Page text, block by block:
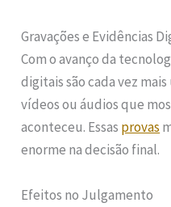
Gravações e Evidências
Com o avanço da
digitais são cada vez
vídeos ou áudios que
aconteceu. Essas provas
enorme na decisão final.
Efeitos no Julgamento